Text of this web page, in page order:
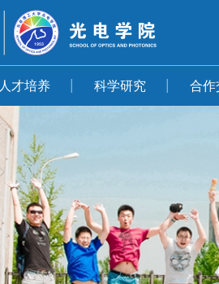
人才培养 科学研究 合作